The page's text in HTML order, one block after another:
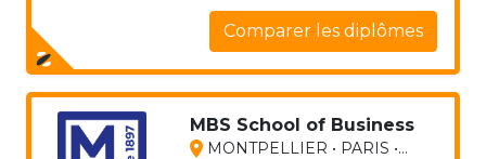
Comparer les diplômes
MBS School of Business
MONTPELLIER • PARIS •...